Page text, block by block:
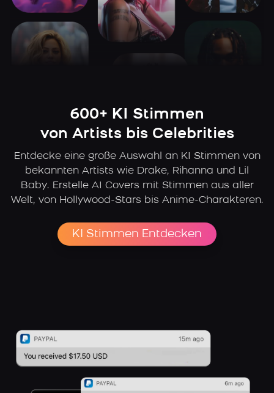
600+ KI Stimmen
von Artists bis Celebrities
Entdecke eine große Auswahl an KI Stimmen von
bekannten Artists wie Drake, Rihanna und Lil
Baby. Erstelle AI Covers mit Stimmen aus aller
Welt, von Hollywood-Stars bis Anime-Charakteren.
KI Stimmen Entdecken